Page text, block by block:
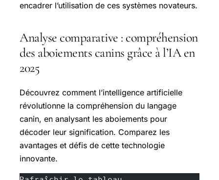
encadrer l’utilisation de ces systèmes novateurs.
Analyse comparative : compréhension
des aboiements canins grâce à l’IA en
2025
Découvrez comment l’intelligence artificielle
révolutionne la compréhension du langage
canin, en analysant les aboiements pour
décoder leur signification. Comparez les
avantages et défis de cette technologie
innovante.